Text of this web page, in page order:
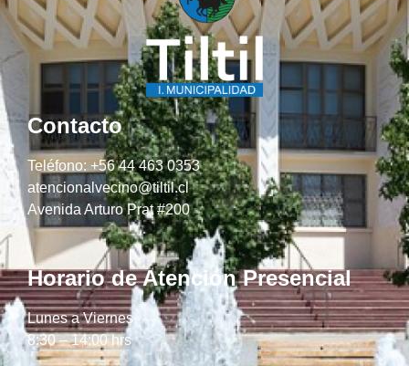
Contacto
Teléfono: +56 44 463 0353
atencionalvecino@tiltil.cl
Avenida Arturo Prat #200
Horario de Atención Presencial
Lunes a Viernes
8:30 – 14:00 hrs